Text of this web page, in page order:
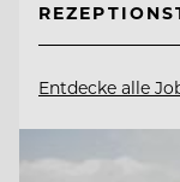
Entdecke alle